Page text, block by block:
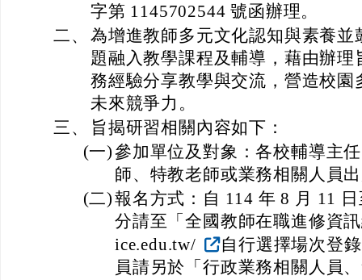
字第 1145702544 號函辦理。
二、 為增進教師多元文化認知與素養
題融入教學課程及輔導，藉由辦
務經驗分享教學與交流，營造校
未來競爭力。
三、
旨揭研習相關內容如下：
(一)參加單位及對象：各校輔導主
師、特教老師或業務相關人員
(二)報名方式：自 114 年 8 月 11
分請至「全國教師在職進修資
ice.edu.tw/
自行選擇場次登
員請另於「行政業務相關人員